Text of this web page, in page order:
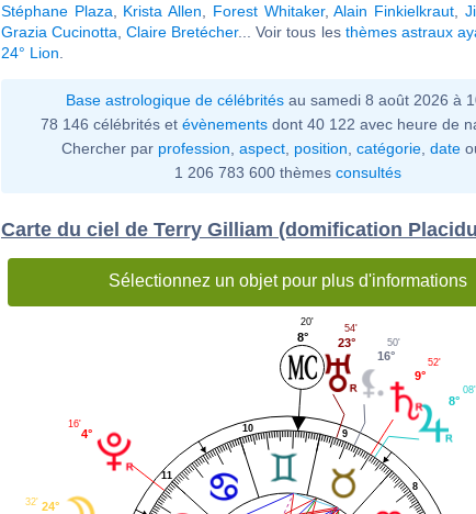
Stéphane Plaza
Krista Allen Forest Whitaker,Alain Finkielkraut,
Grazia Cucinotta ,Claire Bretécher... Voir tous les thèmes astraux
24° Lion
Base astrologique de célébritésau samedi 8 août 2026 à
78 146 célébrités et évènements dont 40 122 avec heure de
Chercher par profession aspect position catégorie date
1 206 783 600 thèmes consultés
Carte du ciel de Terry Gilliam (domification
Sélectionnez un objet pour plus d'informations
8
9
10
11
8°
08'
9°
52'
16°
50'
23°
54'
8°
20'
4°
16'
24°
32'